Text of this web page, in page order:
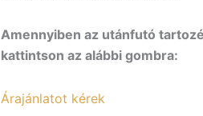
Amennyiben az utánfutó
kattintson az alábbi gombra:
Árajánlatot kérek